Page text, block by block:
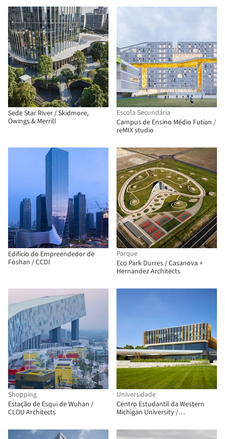
Sede Star River / Skidmore,
Owings & Merrill
Escola Secundária
Campus de Ensino Médio Futian /
reMIX studio
Edifício do Empreendedor de
Foshan / CCDI
Parque
Eco Park Durres / Casanova +
Hernandez Architects
Shopping
Estação de Esqui de Wuhan /
CLOU Architects
Universidade
Centro Estudantil da Western
Michigan University /